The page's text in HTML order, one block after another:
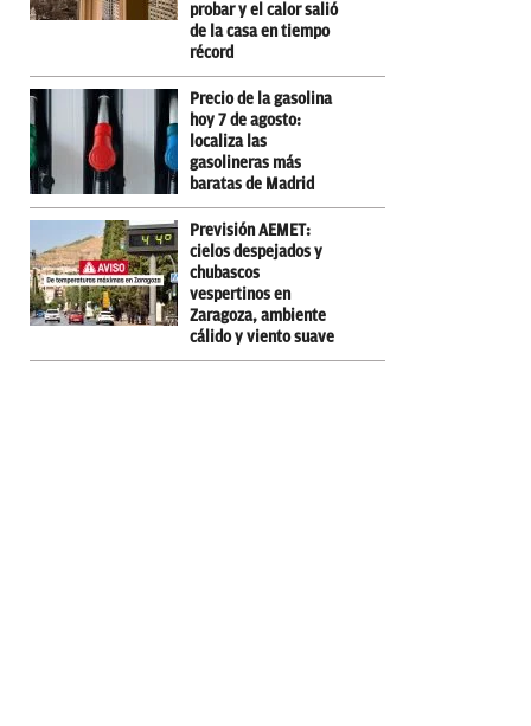
probar y el calor salió
de la casa en tiempo
récord
Precio de la gasolina
hoy 7 de agosto:
localiza las
gasolineras más
baratas de Madrid
Previsión AEMET:
cielos despejados y
chubascos
vespertinos en
Zaragoza, ambiente
cálido y viento suave